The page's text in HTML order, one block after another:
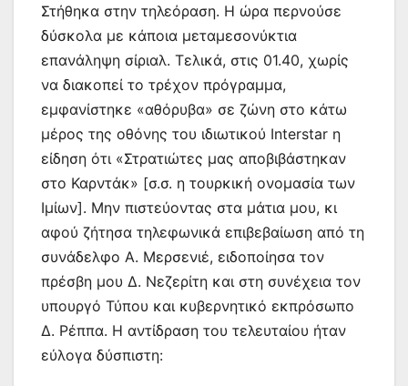
Στήθηκα στην τηλεόραση. Η ώρα περνούσε
δύσκολα με κάποια μεταμεσονύκτια
επανάληψη σίριαλ. Τελικά, στις 01.40, χωρίς
να διακοπεί το τρέχον πρόγραμμα,
εμφανίστηκε «αθόρυβα» σε ζώνη στο κάτω
μέρος της οθόνης του ιδιωτικού Interstar η
είδηση ότι «Στρατιώτες μας αποβιβάστηκαν
στο Καρντάκ» [σ.σ. η τουρκική ονομασία των
Ιμίων]. Μην πιστεύοντας στα μάτια μου, κι
αφού ζήτησα τηλεφωνικά επιβεβαίωση από τη
συνάδελφο Α. Μερσενιέ, ειδοποίησα τον
πρέσβη μου Δ. Νεζερίτη και στη συνέχεια τον
υπουργό Τύπου και κυβερνητικό εκπρόσωπο
Δ. Ρέππα. Η αντίδραση του τελευταίου ήταν
εύλογα δύσπιστη: